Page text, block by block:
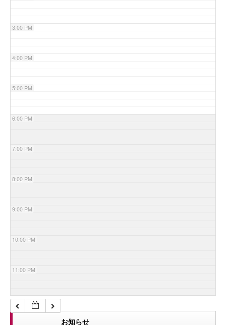
3:00 PM
4:00 PM
5:00 PM
6:00 PM
7:00 PM
8:00 PM
9:00 PM
10:00 PM
11:00 PM
お知らせ